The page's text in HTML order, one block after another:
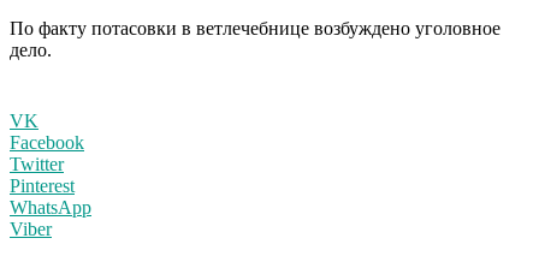
По факту потасовки в ветлечебнице возбуждено уголовное
дело.
VK
Facebook
Twitter
Pinterest
WhatsApp
Viber